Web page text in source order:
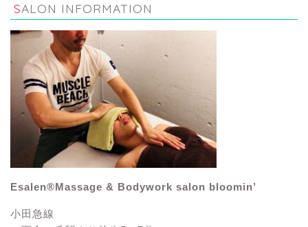
SALON INFORMATION
Esalen®Massage & Bodywork salon bloomin’
小田急線